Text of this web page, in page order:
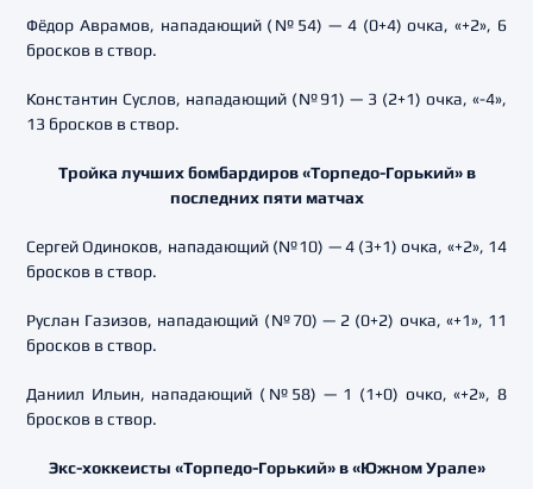
Фёдор Аврамов, нападающий (№54) — 4 (0+4) очка, «+2», 6
бросков в створ.
Константин Суслов, нападающий (№91) — 3 (2+1) очка, «-4»,
13 бросков в створ.
Тройка лучших бомбардиров «Торпедо-Горький» в
последних пяти матчах
Сергей Одиноков, нападающий (№10) — 4 (3+1) очка, «+2», 14
бросков в створ.
Руслан Газизов, нападающий (№70) — 2 (0+2) очка, «+1», 11
бросков в створ.
Даниил Ильин, нападающий (№58) — 1 (1+0) очко, «+2», 8
бросков в створ.
Экс-хоккеисты «Торпедо-Горький» в «Южном Урале»